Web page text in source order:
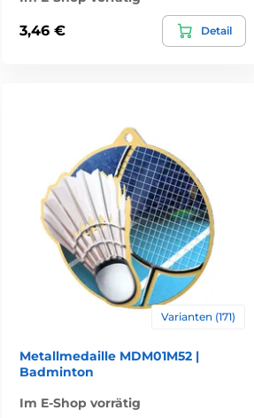
3,46 € Detail
Varianten (171)
Metallmedaille MDM01M52 |
Badminton
Im E-Shop vorrätig